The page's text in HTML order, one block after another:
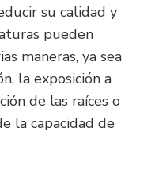
su calidad y
pueden
maneras, ya sea
la exposición a
de las raíces o
la capacidad de